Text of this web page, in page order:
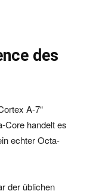
des
A-7“
Core handelt es
echter Octa-
der üblichen